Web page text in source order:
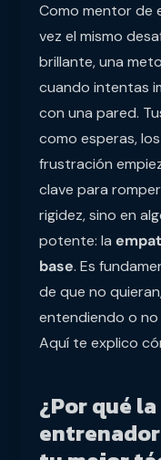
Como mentor de
vez el mismo
brillante, una
cuando intentas
con una pared.
como esperas,
frustración
clave para
rigidez, sino en
potente: la
base. Es
de que no
entendiendo o
Aquí te explico
¿Por qué